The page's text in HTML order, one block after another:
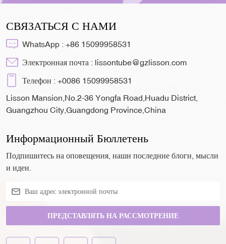
СВЯЗАТЬСЯ С НАМИ
WhatsApp : +86 15099958531
Электронная почта : lissontube@gzlisson.com
Телефон : +0086 15099958531
Lisson Mansion,No.2-36 Yongfa Road,Huadu District,
Guangzhou City,Guangdong Province,China
Информационный Бюллетень
Подпишитесь на оповещения, наши последние блоги, мысли
и идеи.
ПРЕДСТАВЛЯТЬ НА РАССМОТРЕНИЕ